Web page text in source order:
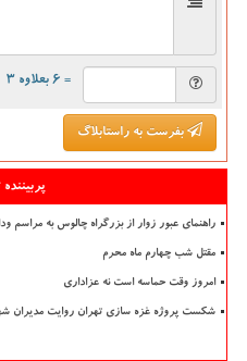
= ۶ بعلاوه ۳
بفرست به راستابلاگ
راهنمای عبور زوار از بزرگراه چالوس به مراسم
مقتل شب چهارم ماه محرم
امروز وقت حماسه است نه عزاداری
شکست پروژه غزه سازی تهران روایت مدیران